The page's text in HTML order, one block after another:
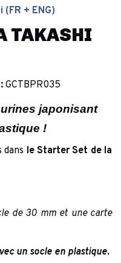
(FR + ENG)
TAKASHI
GCTBPR035
japonisant
!
le Starter Set de la
de 30 mm et une carte
un socle en plastique.